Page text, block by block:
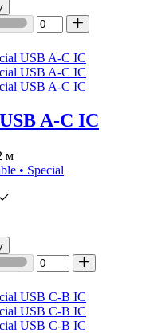
A-C IC
м
• Special